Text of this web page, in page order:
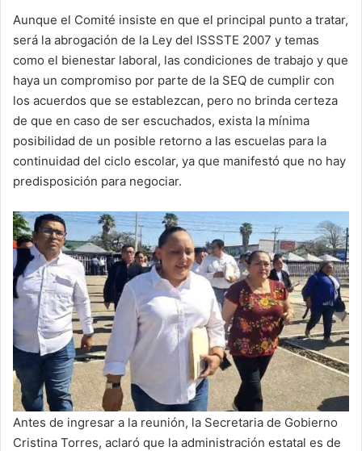
Aunque el Comité insiste en que el principal punto a tratar,
será la abrogación de la Ley del ISSSTE 2007 y temas
como el bienestar laboral, las condiciones de trabajo y que
haya un compromiso por parte de la SEQ de cumplir con
los acuerdos que se establezcan, pero no brinda certeza
de que en caso de ser escuchados, exista la mínima
posibilidad de un posible retorno a las escuelas para la
continuidad del ciclo escolar, ya que manifestó que no hay
predisposición para negociar.
Antes de ingresar a la reunión, la Secretaria de Gobierno
Cristina Torres, aclaró que la administración estatal es de